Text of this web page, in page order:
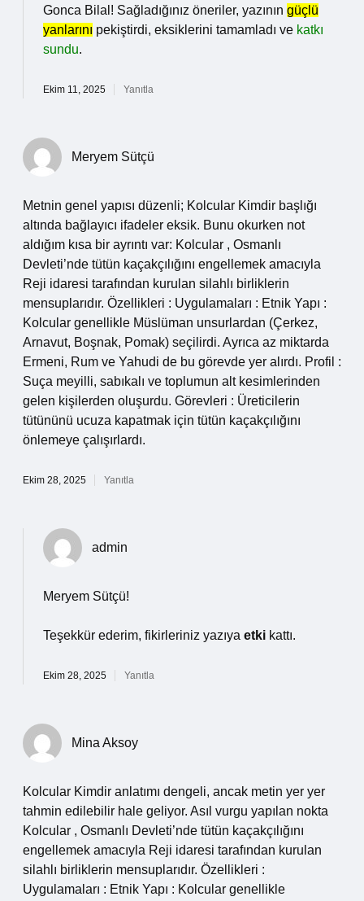
Gonca Bilal! Sağladığınız öneriler, yazının güçlü
yanlarını pekiştirdi, eksiklerini tamamladı ve katkı
sundu.
Ekim 11, 2025 Yanıtla
Meryem Sütçü
Metnin genel yapısı düzenli; Kolcular Kimdir başlığı
altında bağlayıcı ifadeler eksik. Bunu okurken not
aldığım kısa bir ayrıntı var: Kolcular , Osmanlı
Devleti’nde tütün kaçakçılığını engellemek amacıyla
Reji idaresi tarafından kurulan silahlı birliklerin
mensuplarıdır. Özellikleri : Uygulamaları : Etnik Yapı :
Kolcular genellikle Müslüman unsurlardan (Çerkez,
Arnavut, Boşnak, Pomak) seçilirdi. Ayrıca az miktarda
Ermeni, Rum ve Yahudi de bu görevde yer alırdı. Profil :
Suça meyilli, sabıkalı ve toplumun alt kesimlerinden
gelen kişilerden oluşurdu. Görevleri : Üreticilerin
tütününü ucuza kapatmak için tütün kaçakçılığını
önlemeye çalışırlardı.
Ekim 28, 2025 Yanıtla
admin
Meryem Sütçü!
Teşekkür ederim, fikirleriniz yazıya etki kattı.
Ekim 28, 2025 Yanıtla
Mina Aksoy
Kolcular Kimdir anlatımı dengeli, ancak metin yer yer
tahmin edilebilir hale geliyor. Asıl vurgu yapılan nokta
Kolcular , Osmanlı Devleti’nde tütün kaçakçılığını
engellemek amacıyla Reji idaresi tarafından kurulan
silahlı birliklerin mensuplarıdır. Özellikleri :
Uygulamaları : Etnik Yapı : Kolcular genellikle